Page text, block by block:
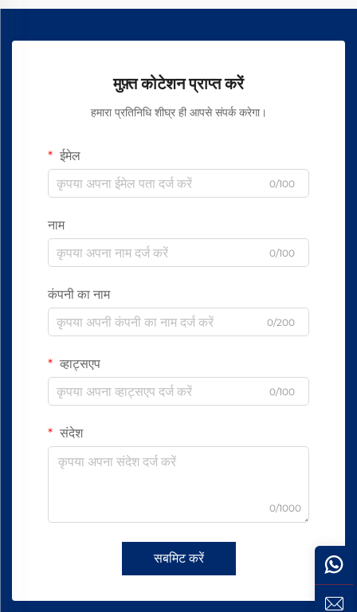
मुफ़्त कोटेशन प्राप्त करें
हमारा प्रतिनिधि शीघ्र ही आपसे संपर्क करेगा।
ईमेल
0/100
नाम
0/100
कंपनी का नाम
0/200
व्हाट्सएप
0/100
संदेश
0/1000
सबमिट करें